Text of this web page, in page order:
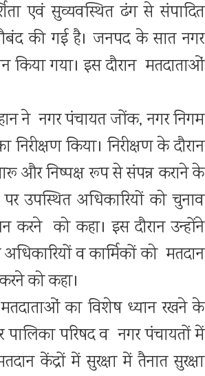
एवं सुव्यवस्थित ढंग से संपादित
की गई है। जनपद के सात नगर
किया गया। इस दौरान मतदाताओं
ने नगर पंचायत जोंक, नगर निगम
किया। निरीक्षण के दौरान
और निष्पक्ष रूप से संपन्न कराने के
उपस्थित अधिकारियों को चुनाव
करने को कहा। इस दौरान उन्होंने
व कार्मिकों को मतदान
को कहा।
मतदाताओं का विशेष ध्यान रखने के
पालिका परिषद व नगर पंचायतों में
केंद्रों में सुरक्षा में तैनात सुरक्षा